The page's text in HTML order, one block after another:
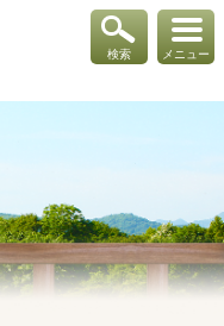
メニュー
検索